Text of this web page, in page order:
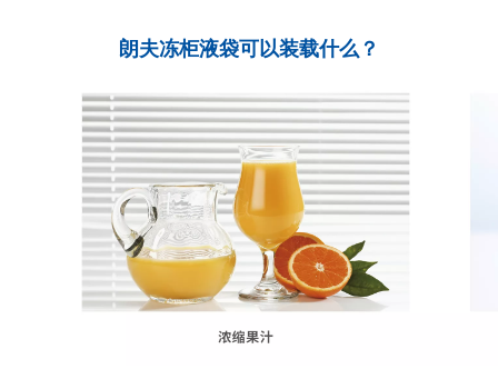
朗夫冻柜液袋可以装载什么？